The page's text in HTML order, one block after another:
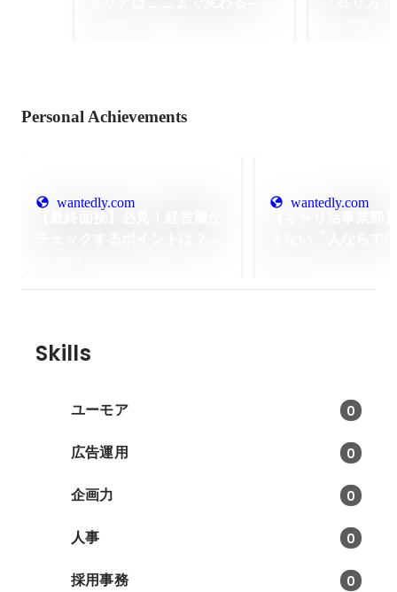
Personal Achievements
wantedly.com wantedly.com
Skills
ユーモア 0
広告運用 0
企画力 0
人事 0
採用事務 0